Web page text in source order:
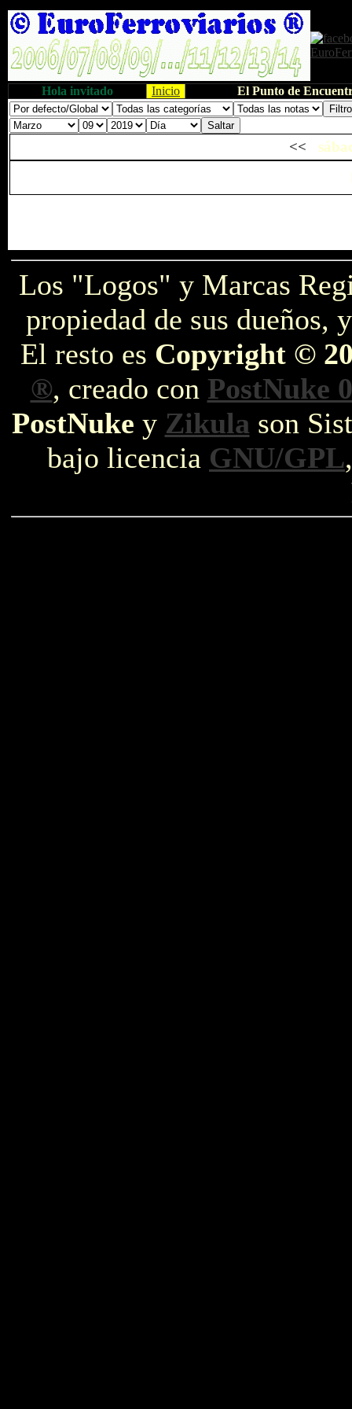
Hola invitado Inicio El Punto de
<<
Los "Logos" y Marcas
propiedad de sus dueños,
El resto es Copyright ©
®, creado con PostNuke
PostNuke y Zikula son
bajo licencia GNU/GPL